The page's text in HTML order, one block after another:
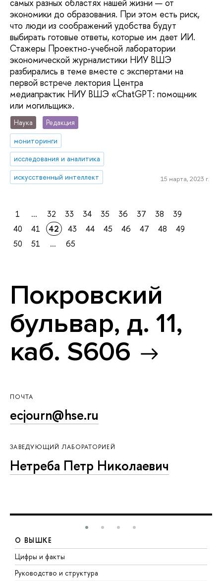
самых разных областях нашей жизни — от
экономики до образования. При этом есть риск,
что люди из соображений удобства будут
выбирать готовые ответы, которые им дает ИИ.
Стажеры Проектно-учебной лаборатории
экономической журналистики НИУ ВШЭ
разбирались в теме вместе с экспертами на
первой встрече лектория Центра
медиапрактик НИУ ВШЭ «СhatGPT: помощник
или могильщик».
Наука
Редакция
мониторинги
исследования и аналитика
искусственный интеллект
15 марта, 2023 г.
1 ... 32 33 34 35 36 37 38
39
40
41 42 43 44 45 46 47 48
49
50
51 ... 65
Покровский
бульвар, д. 11,
каб. S606
ПОЧТА
ecjourn@hse.ru
ЗАВЕДУЮЩИЙ ЛАБОРАТОРИЕЙ
Нетреба Петр Николаевич
О ВЫШКЕ
Цифры и факты
Руководство и структура